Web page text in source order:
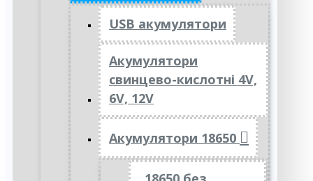
USB акумулятори
Акумулятори
свинцево-кислотні 4V,
6V, 12V
Акумулятори 18650